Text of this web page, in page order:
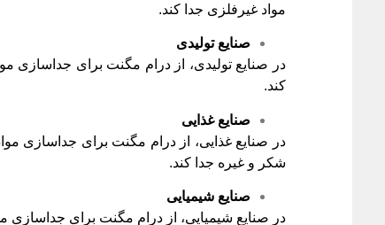
مواد غیرفلزی جدا کند.
صنایع تولیدی
در صنایع تولیدی، از درام مگنت برای جداسازی
کند.
صنایع غذایی
در صنایع غذایی، از درام مگنت برای جداسازی
شکر و غیره جدا کند.
صنایع شیمیایی
در صنایع شیمیایی، از درام مگنت برای جداسازی